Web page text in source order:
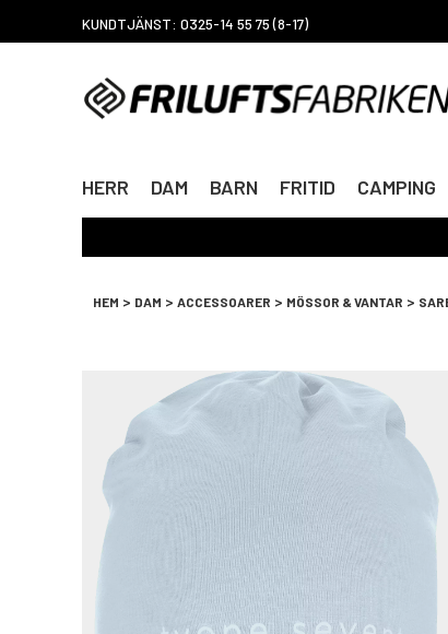
KUNDTJÄNST: 0325-14 55 75 (8-17)
HERR DAM BARN FRITID CAMPING
HEM > DAM > ACCESSOARER > MÖSSOR & VANTAR >